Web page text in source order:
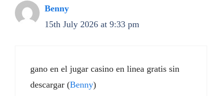
Benny
15th July 2026 at 9:33 pm
gano en el jugar casino en linea gratis sin
descargar (Benny)